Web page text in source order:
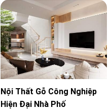
mang lại vẻ đẹp, tiện nghi mà giá
thành lại phải chăng. Cùng theo
dõi những thông tin trong bài
viết dưới đây về thi công nội thất
để có những kiến thức đầy đủ
nhất trước khi bắt tay vào thi
công công trình nhà bạn nhé.
Nội Thất Gỗ Công Nghiệp
Hiện Đại Nhà Phố